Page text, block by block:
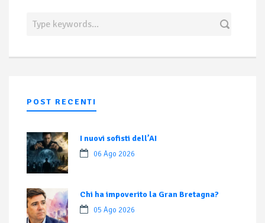
POST RECENTI
I nuovi sofisti dell’AI
06 Ago 2026
Chi ha impoverito la Gran Bretagna?
05 Ago 2026